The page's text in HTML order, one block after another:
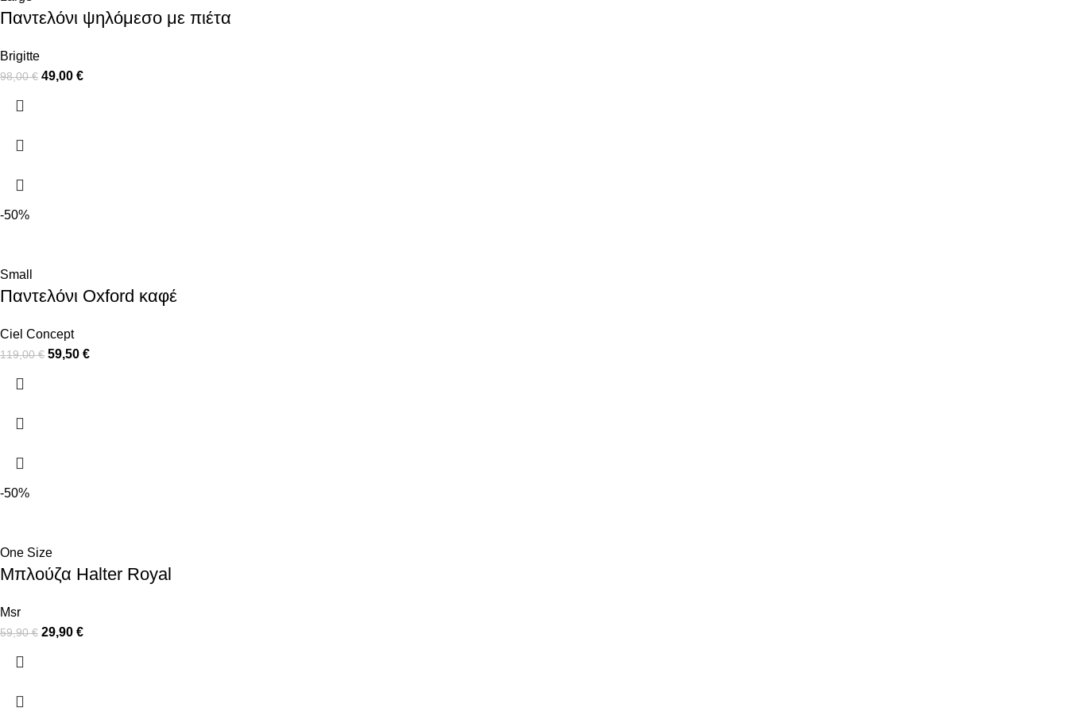
Παντελόνι ψηλόμεσο με πιέτα
Brigitte
98,00€ 49,00 €
-50%
Small
Παντελόνι Oxford καφέ
Ciel Concept
119,00€ 59,50 €
-50%
One Size
Μπλούζα Halter Royal
Msr
59,90€ 29,90 €